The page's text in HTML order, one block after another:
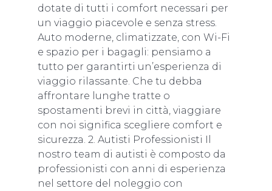
dotate di tutti i comfort necessari per
un viaggio piacevole e senza stress.
Auto moderne, climatizzate, con Wi-Fi
e spazio per i bagagli: pensiamo a
tutto per garantirti un’esperienza di
viaggio rilassante. Che tu debba
affrontare lunghe tratte o
spostamenti brevi in città, viaggiare
con noi significa scegliere comfort e
sicurezza. 2. Autisti Professionisti Il
nostro team di autisti è composto da
professionisti con anni di esperienza
nel settore del noleggio con